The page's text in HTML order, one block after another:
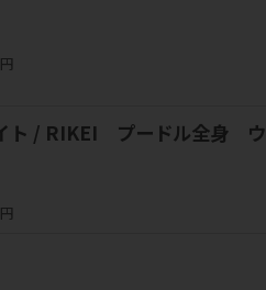
ト / RIKEI プードル全身